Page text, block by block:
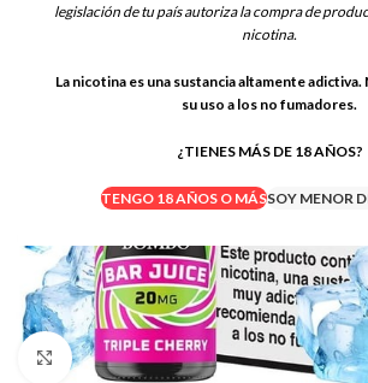
legislación de tu país autoriza la compra de
nicotina.
La nicotina es una sustancia altamente
su uso a los no fumadores.
¿TIENES MÁS DE 18 AÑOS?
TENGO 18 AÑOS O MÁSSOY MENOR
Clic para ampliar